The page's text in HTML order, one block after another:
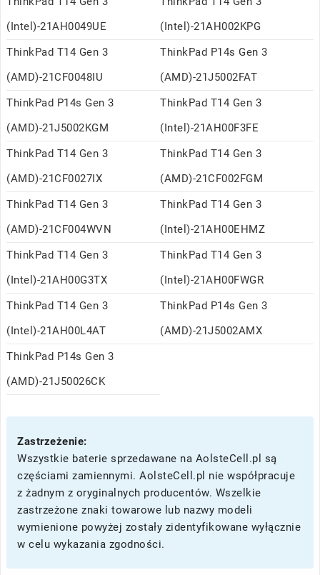
(Intel)-21AH0049UE
(Intel)-21AH002KPG
ThinkPad T14 Gen 3
(AMD)-21CF0048IU
ThinkPad P14s Gen 3
(AMD)-21J5002FAT
ThinkPad P14s Gen 3
(AMD)-21J5002KGM
ThinkPad T14 Gen 3
(Intel)-21AH00F3FE
ThinkPad T14 Gen 3
(AMD)-21CF0027IX
ThinkPad T14 Gen 3
(AMD)-21CF002FGM
ThinkPad T14 Gen 3
(AMD)-21CF004WVN
ThinkPad T14 Gen 3
(Intel)-21AH00EHMZ
ThinkPad T14 Gen 3
(Intel)-21AH00G3TX
ThinkPad T14 Gen 3
(Intel)-21AH00FWGR
ThinkPad T14 Gen 3
(Intel)-21AH00L4AT
ThinkPad P14s Gen 3
(AMD)-21J5002AMX
ThinkPad P14s Gen 3
(AMD)-21J50026CK
Zastrzeżenie:
Wszystkie baterie sprzedawane na AolsteCell.pl są
częściami zamiennymi. AolsteCell.pl nie współpracuje
z żadnym z oryginalnych producentów. Wszelkie
zastrzeżone znaki towarowe lub nazwy modeli
wymienione powyżej zostały zidentyfikowane wyłącznie
w celu wykazania zgodności.